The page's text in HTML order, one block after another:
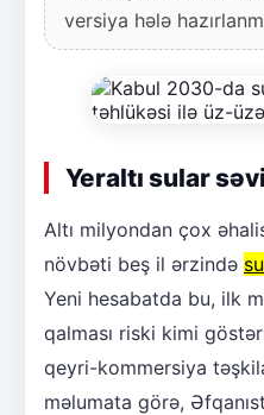
versiya hələ
Yeraltı sular
Altı milyondan çox
növbəti beş il ərzində
Yeni hesabatda bu, ilk
qalması riski kimi
qeyri-kommersiya
məlumata görə,